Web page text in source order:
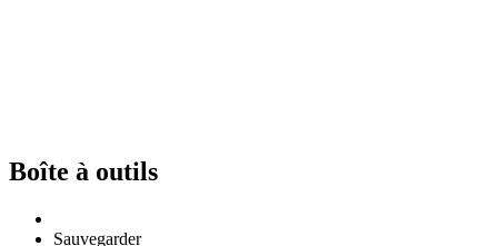
Boîte à outils
Sauvegarder